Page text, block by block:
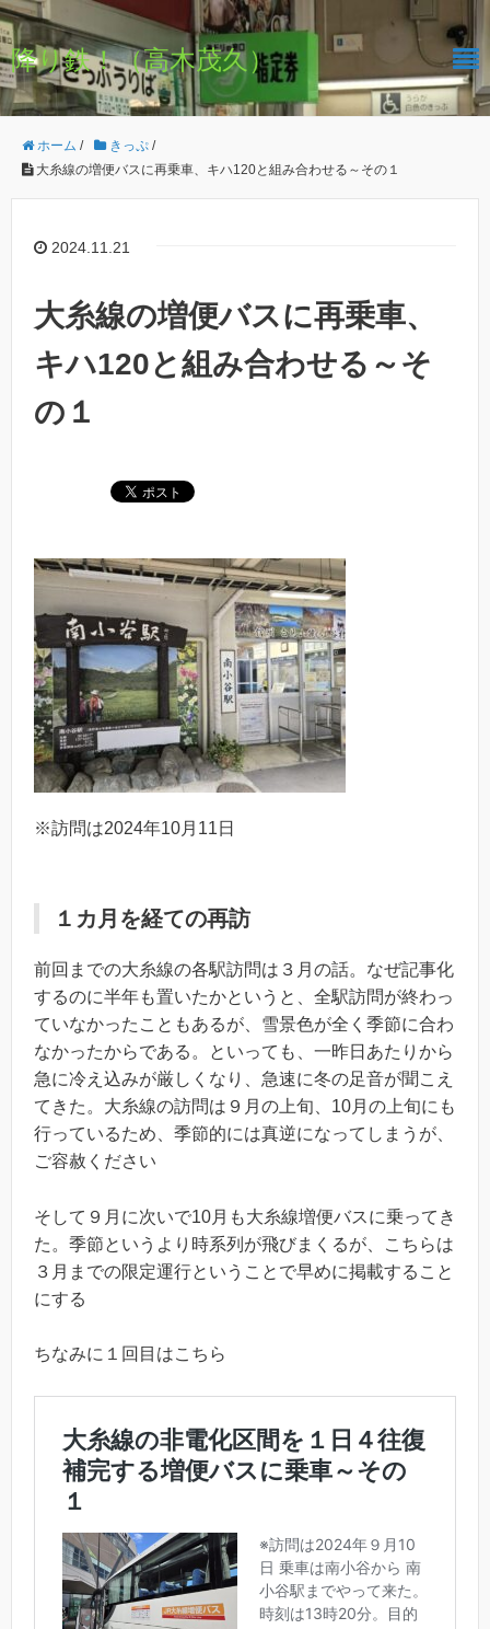
降り鉄！（高木茂久）
ホーム / きっぷ /
大糸線の増便バスに再乗車、キハ120と組み合わせる～その１
2024.11.21
大糸線の増便バスに再乗車、
キハ120と組み合わせる～そ
の１
※訪問は2024年10月11日
１カ月を経ての再訪
前回までの大糸線の各駅訪問は３月の話。なぜ記事化
するのに半年も置いたかというと、全駅訪問が終わっ
ていなかったこともあるが、雪景色が全く季節に合わ
なかったからである。といっても、一昨日あたりから
急に冷え込みが厳しくなり、急速に冬の足音が聞こえ
てきた。大糸線の訪問は９月の上旬、10月の上旬にも
行っているため、季節的には真逆になってしまうが、
ご容赦ください
そして９月に次いで10月も大糸線増便バスに乗ってき
た。季節というより時系列が飛びまくるが、こちらは
３月までの限定運行ということで早めに掲載すること
にする
ちなみに１回目はこちら